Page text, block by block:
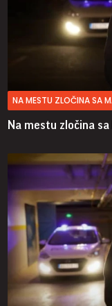
NA MESTU ZLOČINA SA
Na mestu zločina